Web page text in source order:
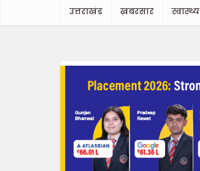
उत्तराखंड ख़बरसार स्वास्थ्य